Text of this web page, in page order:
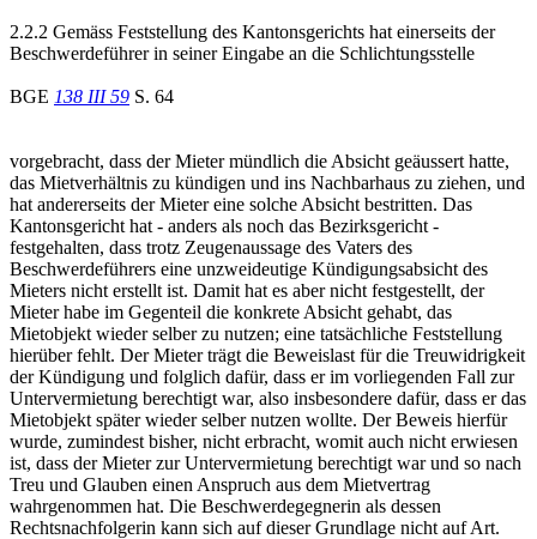
2.2.2 Gemäss Feststellung des Kantonsgerichts hat einerseits der
Beschwerdeführer in seiner Eingabe an die Schlichtungsstelle
BGE 138 III 59 S. 64
vorgebracht, dass der Mieter mündlich die Absicht geäussert hatte,
das Mietverhältnis zu kündigen und ins Nachbarhaus zu ziehen, und
hat andererseits der Mieter eine solche Absicht bestritten. Das
Kantonsgericht hat - anders als noch das Bezirksgericht -
festgehalten, dass trotz Zeugenaussage des Vaters des
Beschwerdeführers eine unzweideutige Kündigungsabsicht des
Mieters nicht erstellt ist. Damit hat es aber nicht festgestellt, der
Mieter habe im Gegenteil die konkrete Absicht gehabt, das
Mietobjekt wieder selber zu nutzen; eine tatsächliche Feststellung
hierüber fehlt. Der Mieter trägt die Beweislast für die Treuwidrigkeit
der Kündigung und folglich dafür, dass er im vorliegenden Fall zur
Untervermietung berechtigt war, also insbesondere dafür, dass er das
Mietobjekt später wieder selber nutzen wollte. Der Beweis hierfür
wurde, zumindest bisher, nicht erbracht, womit auch nicht erwiesen
ist, dass der Mieter zur Untervermietung berechtigt war und so nach
Treu und Glauben einen Anspruch aus dem Mietvertrag
wahrgenommen hat. Die Beschwerdegegnerin als dessen
Rechtsnachfolgerin kann sich auf dieser Grundlage nicht auf Art.